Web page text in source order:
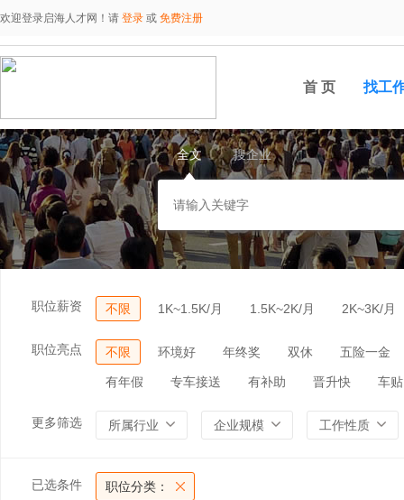
欢迎登录启海人才网！请 登录 或 免费注册
首 页 找工
全文 搜企业
职位薪资 不限 1K~1.5K/月 1.5K~2K/月 2K~3K/月
职位亮点 不限 环境好 年终奖 双休 五险一金
有年假 专车接送 有补助 晋升快 车贴
更多筛选 所属行业 企业规模 工作性质
已选条件 职位分类：